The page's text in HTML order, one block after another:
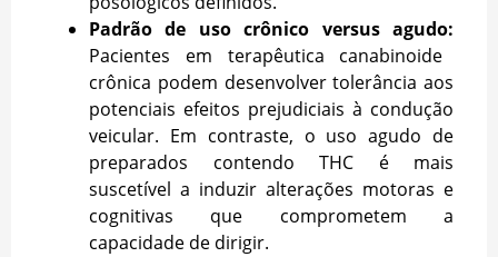
Padrão de uso crônico versus agudo:
Pacientes em terapêutica canabinoide
crônica podem desenvolver tolerância aos
potenciais efeitos prejudiciais à condução
veicular. Em contraste, o uso agudo de
preparados contendo THC é mais
suscetível a induzir alterações motoras e
cognitivas que comprometem a
capacidade de dirigir.